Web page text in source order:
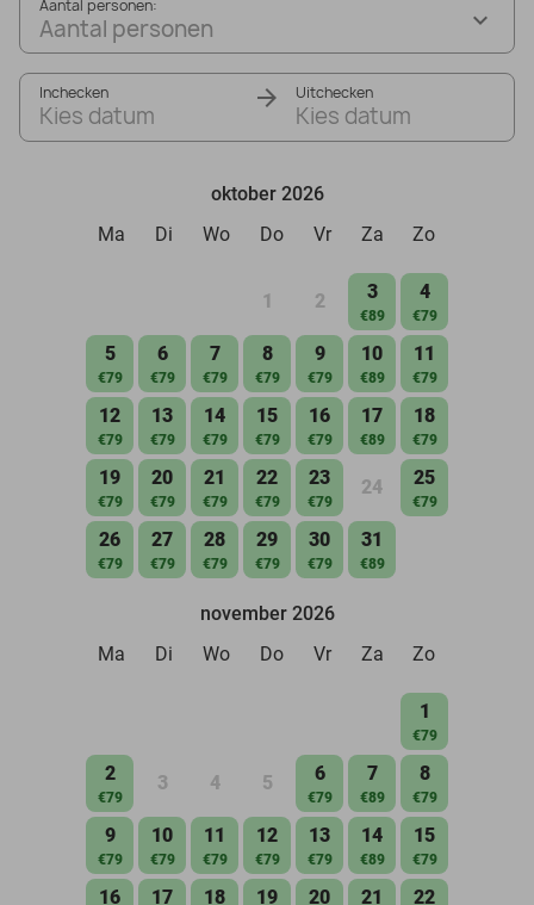
Aantal personen:
Aantal personen
Inchecken
Kies datum
Uitchecken
Kies datum
oktober 2026
Ma
Di Wo Do Vr Za Zo
1 2 3
€89
4
€79
5
€79
6
€79
7
€79
8
€79
9
€79
10
€89
11
€79
12
€79
13
€79
14
€79
15
€79
16
€79
17
€89
18
€79
19
€79
20
€79
21
€79
22
€79
23
€79
24 25
€79
26
€79
27
€79
28
€79
29
€79
30
€79
31
€89
november 2026
Ma
Di Wo Do Vr Za Zo
1
€79
2
€79
3 4 5 6
€79
7
€89
8
€79
9
€79
10
€79
11
€79
12
€79
13
€79
14
€89
15
€79
16 17 18 19 20 21 22